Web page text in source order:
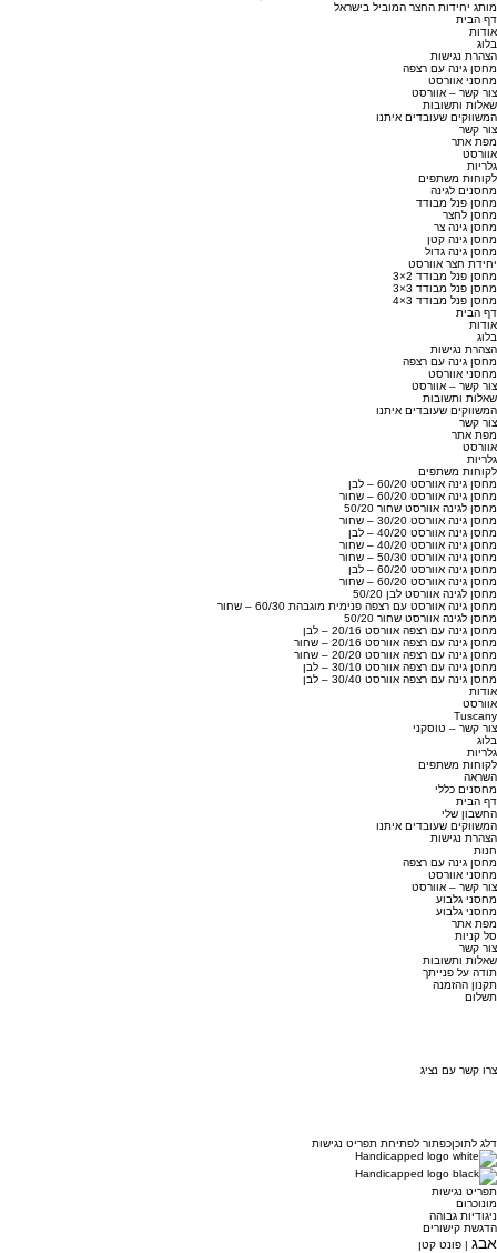
מותג יחידות החצר המוביל בישראל
דף הבית
אודות
בלוג
הצהרת נגישות
מחסן גינה עם רצפה
מחסני אוורסט
צור קשר – אוורסט
שאלות ותשובות
המשווקים שעובדים איתנו
צור קשר
מפת אתר
אוורסט
גלריות
לקוחות משתפים
מחסנים לגינה
מחסן פנל מבודד
מחסן לחצר
מחסן גינה צר
מחסן גינה קטן
מחסן גינה גדול
יחידת חצר אוורסט
מחסן פנל מבודד 2×3
מחסן פנל מבודד 3×3
מחסן פנל מבודד 3×4
דף הבית
אודות
בלוג
הצהרת נגישות
מחסן גינה עם רצפה
מחסני אוורסט
צור קשר – אוורסט
שאלות ותשובות
המשווקים שעובדים איתנו
צור קשר
מפת אתר
אוורסט
גלריות
לקוחות משתפים
מחסן גינה אוורסט 60/20 – לבן
מחסן גינה אוורסט 60/20 – שחור
מחסן לגינה אוורסט שחור 50/20
מחסן גינה אוורסט 30/20 – שחור
מחסן גינה אוורסט 40/20 – לבן
מחסן גינה אוורסט 40/20 – שחור
מחסן גינה אוורסט 50/30 – שחור
מחסן גינה אוורסט 60/20 – לבן
מחסן גינה אוורסט 60/20 – שחור
מחסן לגינה אוורסט לבן 50/20
מחסן גינה אוורסט עם רצפה פנימית מוגבהת 60/30 – שחור
מחסן לגינה אוורסט שחור 50/20
מחסן גינה עם רצפה אוורסט 20/16 – לבן
מחסן גינה עם רצפה אוורסט 20/16 – שחור
מחסן גינה עם רצפה אוורסט 20/20 – שחור
מחסן גינה עם רצפה אוורסט 30/10 – לבן
מחסן גינה עם רצפה אוורסט 30/40 – לבן
אודות
אוורסט
Tuscany
צור קשר – טוסקני
בלוג
גלריות
לקוחות משתפים
השראה
מחסנים כללי
דף הבית
החשבון שלי
המשווקים שעובדים איתנו
הצהרת נגישות
חנות
מחסן גינה עם רצפה
מחסני אוורסט
צור קשר – אוורסט
מחסני גלבוע
מחסני גלבוע
מפת אתר
סל קניות
צור קשר
שאלות ותשובות
תודה על פנייתך
תקנון ההזמנה
תשלום
צרו קשר עם נציג
דלג לתוכןכפתור לפתיחת תפריט נגישות
תפריט נגישות
מונוכרום
ניגודיות גבוהה
הדגשת קישורים
אבג | פונט קטן